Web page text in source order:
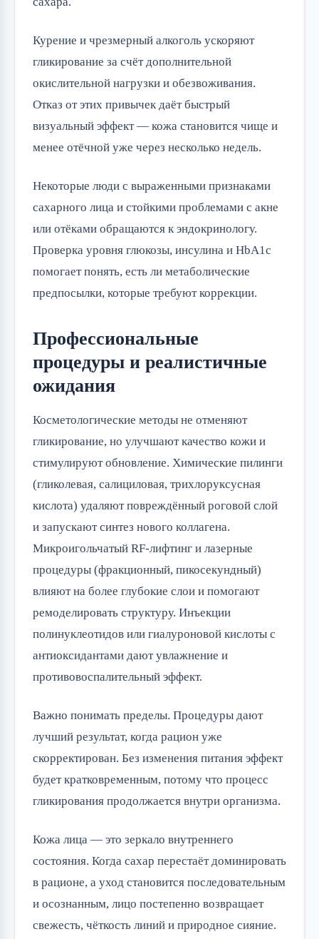
Курение и чрезмерный алкоголь ускоряют
гликирование за счёт дополнительной
окислительной нагрузки и обезвоживания.
Отказ от этих привычек даёт быстрый
визуальный эффект — кожа становится чище и
менее отёчной уже через несколько недель.
Некоторые люди с выраженными признаками
сахарного лица и стойкими проблемами с акне
или отёками обращаются к эндокринологу.
Проверка уровня глюкозы, инсулина и HbA1c
помогает понять, есть ли метаболические
предпосылки, которые требуют коррекции.
Профессиональные
процедуры и реалистичные
ожидания
Косметологические методы не отменяют
гликирование, но улучшают качество кожи и
стимулируют обновление. Химические пилинги
(гликолевая, салициловая, трихлоруксусная
кислота) удаляют повреждённый роговой слой
и запускают синтез нового коллагена.
Микроигольчатый RF-лифтинг и лазерные
процедуры (фракционный, пикосекундный)
влияют на более глубокие слои и помогают
ремоделировать структуру. Инъекции
полинуклеотидов или гиалуроновой кислоты с
антиоксидантами дают увлажнение и
противовоспалительный эффект.
Важно понимать пределы. Процедуры дают
лучший результат, когда рацион уже
скорректирован. Без изменения питания эффект
будет кратковременным, потому что процесс
гликирования продолжается внутри организма.
Кожа лица — это зеркало внутреннего
состояния. Когда сахар перестаёт доминировать
в рационе, а уход становится последовательным
и осознанным, лицо постепенно возвращает
свежесть, чёткость линий и природное сияние.